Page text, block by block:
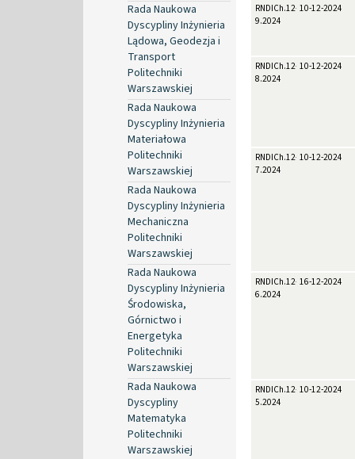
Rada Naukowa
Dyscypliny Inżynieria
Lądowa, Geodezja i
Transport
Politechniki
Warszawskiej
Rada Naukowa
Dyscypliny Inżynieria
Materiałowa
Politechniki
Warszawskiej
Rada Naukowa
Dyscypliny Inżynieria
Mechaniczna
Politechniki
Warszawskiej
Rada Naukowa
Dyscypliny Inżynieria
Środowiska,
Górnictwo i
Energetyka
Politechniki
Warszawskiej
Rada Naukowa
Dyscypliny
Matematyka
Politechniki
Warszawskiej
RNDICh.12-
9.2024
10-12-2024
RNDICh.12-
8.2024
10-12-2024
RNDICh.12-
7.2024
10-12-2024
RNDICh.12-
6.2024
16-12-2024
RNDICh.12-
5.2024
10-12-2024